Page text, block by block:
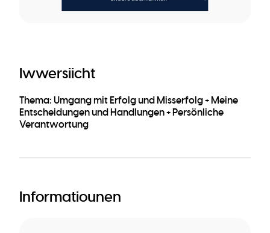
Iwwersiicht
Thema: Umgang mit Erfolg und Misserfolg + Meine
Entscheidungen und Handlungen + Persönliche
Verantwortung
Informatiounen